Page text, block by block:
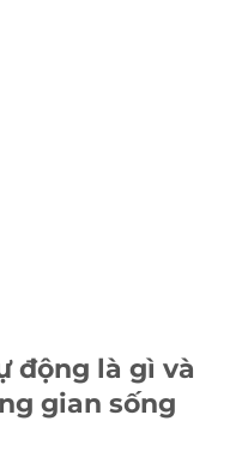
động là gì và
gian sống